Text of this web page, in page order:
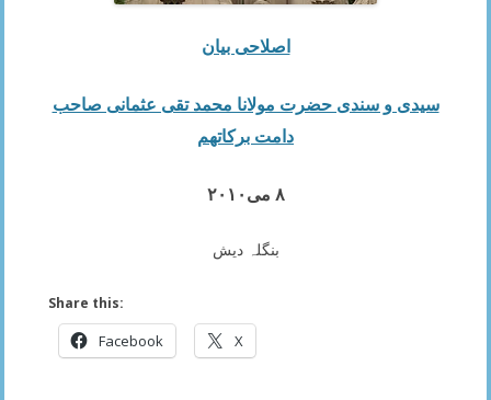
اصلاحی بیان
سیدی و سندی حضرت مولانا محمد تقی عثمانی صاحب
دامت بركاتھم
٨ می٢٠١٠
بنگلہ دیش
Share this:
Facebook X